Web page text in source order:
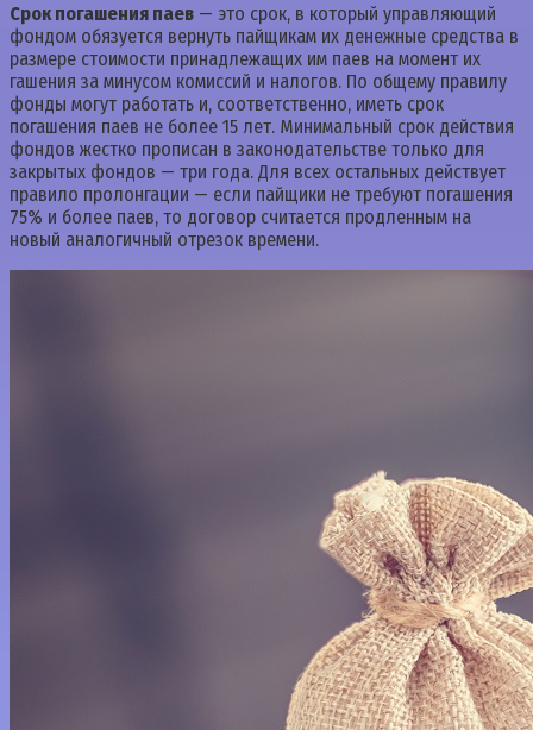
Срок погашения паев — это срок, в который управляющий
фондом обязуется вернуть пайщикам их денежные средства в
размере стоимости принадлежащих им паев на момент их
гашения за минусом комиссий и налогов. По общему правилу
фонды могут работать и, соответственно, иметь срок
погашения паев не более 15 лет. Минимальный срок действия
фондов жестко прописан в законодательстве только для
закрытых фондов — три года. Для всех остальных действует
правило пролонгации — если пайщики не требуют погашения
75% и более паев, то договор считается продленным на
новый аналогичный отрезок времени.